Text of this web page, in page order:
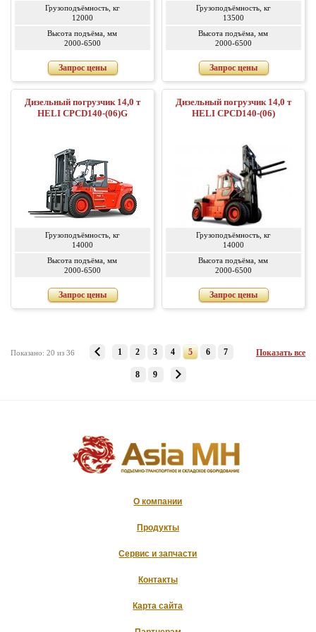
Грузоподъёмность, кг
12000
Высота подъёма, мм
2000-6500
Запрос цены
Грузоподъёмность, кг
13500
Высота подъёма, мм
2000-6500
Запрос цены
Дизельный погрузчик 14,0 т
HELI CPCD140-(06)G
Грузоподъёмность, кг
14000
Высота подъёма, мм
2000-6500
Запрос цены
Дизельный погрузчик 14,0 т
HELI CPCD140-(06)
Грузоподъёмность, кг
14000
Высота подъёма, мм
2000-6500
Запрос цены
Показано: 20 из 36 Показать все
1 2 3 4 5 6 7
8 9
О компании
Продукты
Сервис и запчасти
Контакты
Карта сайта